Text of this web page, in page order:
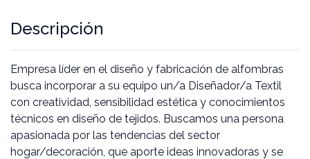
Descripción
Empresa líder en el diseño y fabricación de alfombras
busca incorporar a su equipo un/a Diseñador/a Textil
con creatividad, sensibilidad estética y conocimientos
técnicos en diseño de tejidos. Buscamos una persona
apasionada por las tendencias del sector
hogar/decoración, que aporte ideas innovadoras y se